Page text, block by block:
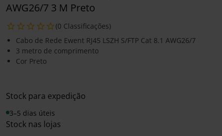
AWG26/7 3 M Preto
(0 Classificações)
Cabo de Rede Ewent RJ45 LSZH S/FTP Cat 8.1 AWG26/7
3 metro de comprimento
Cor Preto
Stock para expedição
3–5 dias úteis
Stock nas lojas